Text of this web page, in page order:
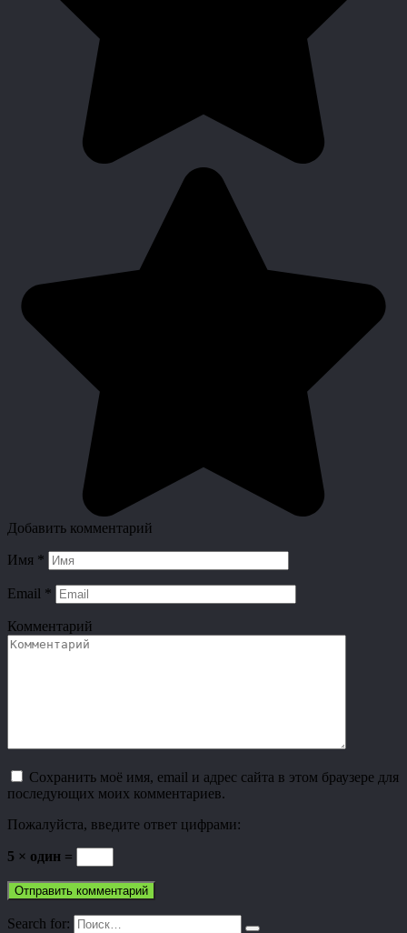
Добавить комментарий
Имя *
Email *
Комментарий
Сохранить моё имя, email и адрес сайта в этом браузере для
последующих моих комментариев.
Пожалуйста, введите ответ цифрами:
5 × один =
Search for: